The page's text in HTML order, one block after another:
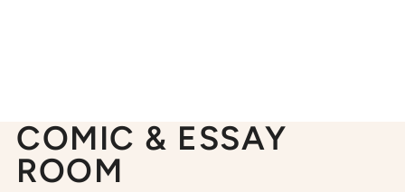
COMIC & ESSAY
ROOM